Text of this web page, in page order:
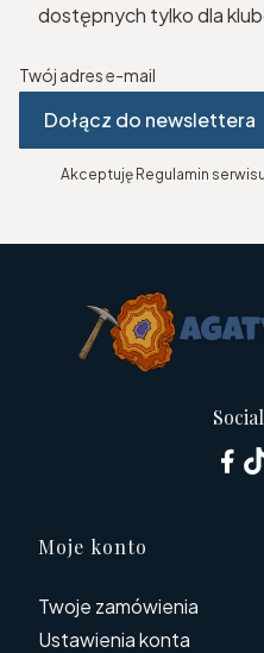
dostępnych tylko dla
Twój adres e-mail
Dołącz do newslettera
Akceptuję Regulamin
Linki w stopce
Moje konto
Twoje zamówienia
Ustawienia konta